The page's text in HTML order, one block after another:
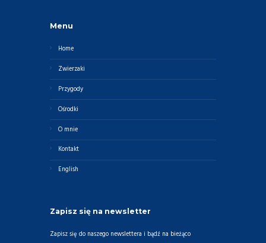
Menu
Home
Zwierzaki
Przygody
Ośrodki
O mnie
Kontakt
English
Zapisz się na newsletter
Zapisz się do naszego newslettera i bądź na bieżąco